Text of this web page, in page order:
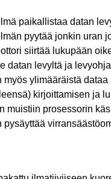
paikallistaa datan
pyytää jonkin uran
siirtää lukupään
datan levyltä ja
myös ylimääräistä
kirjoittamisen ja
muistiin prosessorin
pysäyttää